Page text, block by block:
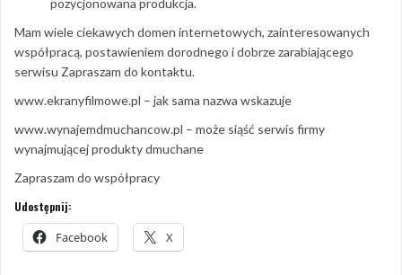
pozycjonowana produkcja.
Mam wiele ciekawych domen internetowych, zainteresowanych
współpracą, postawieniem dorodnego i dobrze zarabiającego
serwisu Zapraszam do kontaktu.
www.ekranyfilmowe.pl – jak sama nazwa wskazuje
www.wynajemdmuchancow.pl – może siąść serwis firmy
wynajmującej produkty dmuchane
Zapraszam do współpracy
Udostępnij:
Facebook X